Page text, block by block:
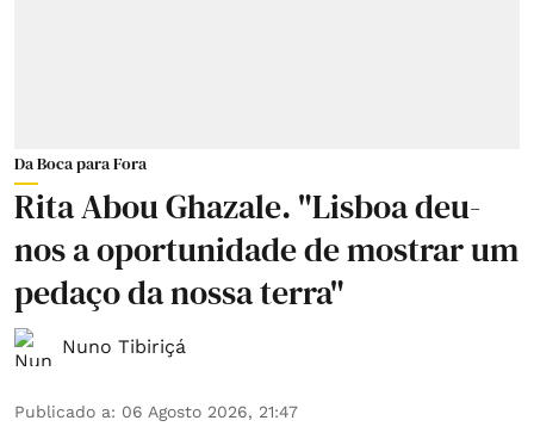
Da Boca para Fora
Rita Abou Ghazale. "Lisboa deu-
nos a oportunidade de mostrar um
pedaço da nossa terra"
Nuno Tibiriçá
Publicado a: 06 Agosto 2026, 21:47